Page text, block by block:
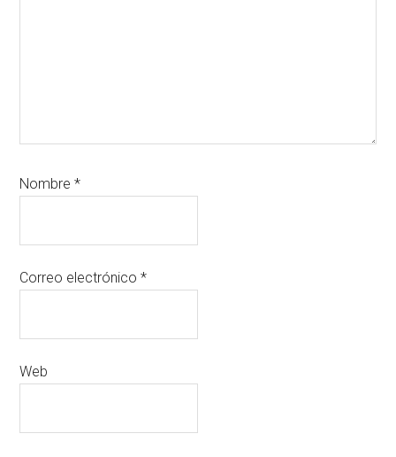
Nombre*
Correo electrónico*
Web